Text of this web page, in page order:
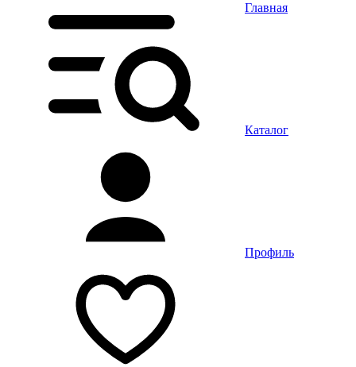
Главная
Каталог
Профиль